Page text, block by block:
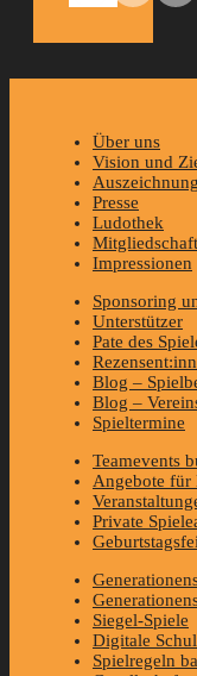
Über uns
Vision und
Presse
Ludothek
Mitgliedschaft
Impressionen
Sponsoring
Unterstützer
Pate des
Blog –
Blog –
Spieltermine
Teamevents
Angebote für
Private
Siegel-Spiele
Digitale
Spielregeln